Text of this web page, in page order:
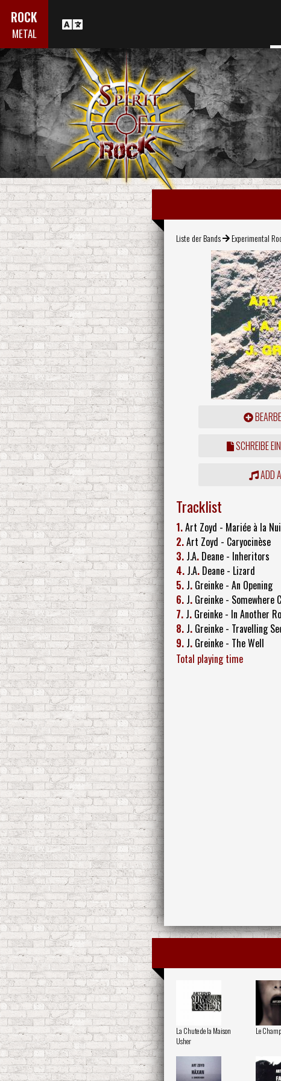
ROCK
METAL
Liste der Bands Experimental
SCHREIBE
ADD
Tracklist
1.Art Zoyd - Mariée à la
2.Art Zoyd - Caryocinèse
3. J.A. Deane - Inheritors
4. J.A. Deane - Lizard
5. J. Greinke - An Opening
6. J. Greinke - Somewhere
7. J. Greinke - In Another
8. J. Greinke - Travelling
9. J. Greinke - The Well
Total playing time
La Chute de la Maison
Usher
Le